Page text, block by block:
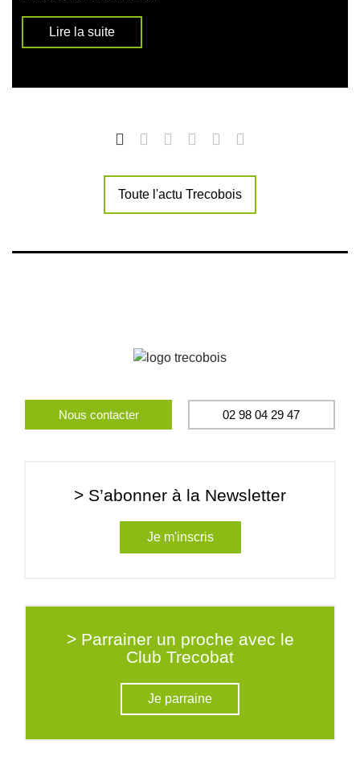
Lire la suite
Toute l'actu Trecobois
Nous contacter 02 98 04 29 47
> S’abonner à la Newsletter
Je m'inscris
> Parrainer un proche avec le
Club Trecobat
Je parraine